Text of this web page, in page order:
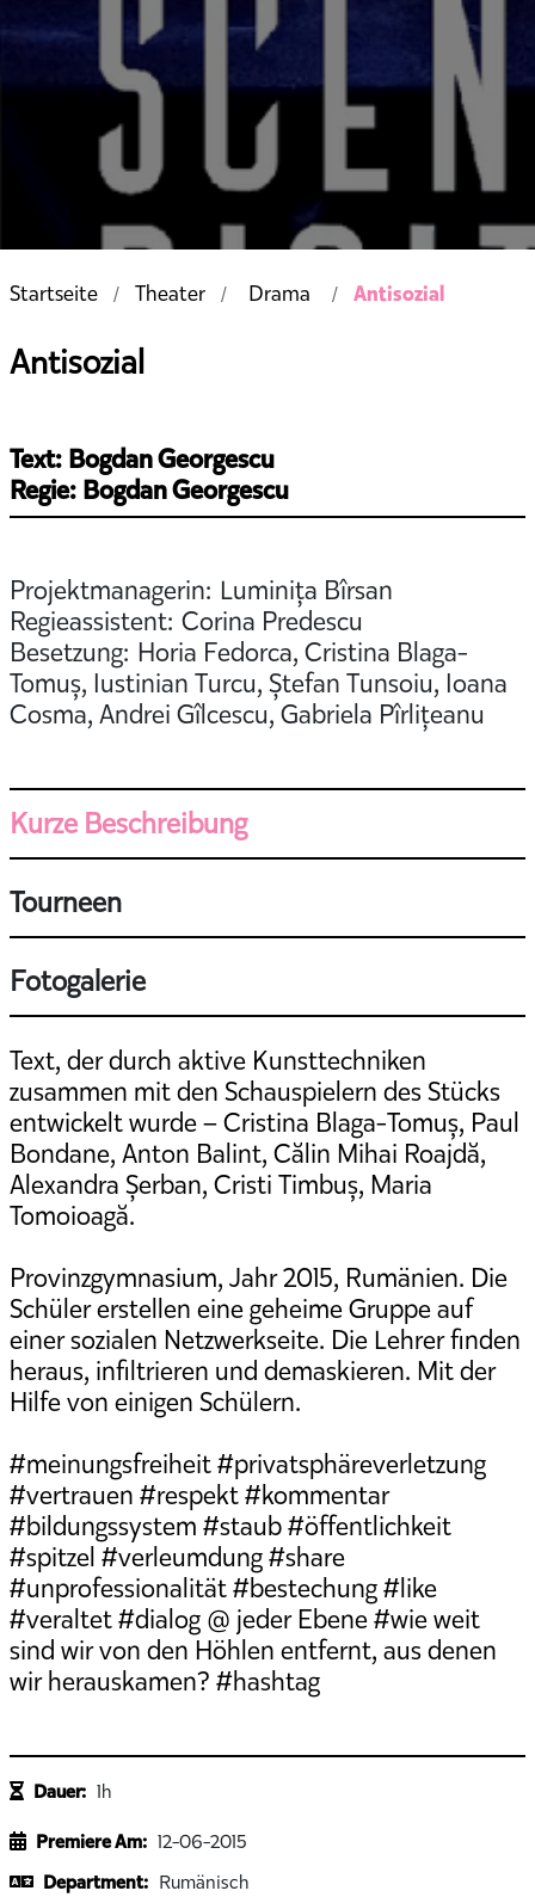
Startseite Theater Drama Antisozial
Antisozial
Text: Bogdan Georgescu
Regie: Bogdan Georgescu
Projektmanagerin: Luminița Bîrsan
Regieassistent: Corina Predescu
Besetzung: Horia Fedorca, Cristina Blaga-
Tomuș, Iustinian Turcu, Ștefan Tunsoiu, Ioana
Cosma, Andrei Gîlcescu, Gabriela Pîrlițeanu
Kurze Beschreibung
Tourneen
Fotogalerie
Text, der durch aktive Kunsttechniken
zusammen mit den Schauspielern des Stücks
entwickelt wurde – Cristina Blaga-Tomuș, Paul
Bondane, Anton Balint, Călin Mihai Roajdă,
Alexandra Șerban, Cristi Timbuș, Maria
Tomoioagă.
Provinzgymnasium, Jahr 2015, Rumänien. Die
Schüler erstellen eine geheime Gruppe auf
einer sozialen Netzwerkseite. Die Lehrer finden
heraus, infiltrieren und demaskieren. Mit der
Hilfe von einigen Schülern.
#meinungsfreiheit #privatsphäreverletzung
#vertrauen #respekt #kommentar
#bildungssystem #staub #öffentlichkeit
#spitzel #verleumdung #share
#unprofessionalität #bestechung #like
#veraltet #dialog @ jeder Ebene #wie weit
sind wir von den Höhlen entfernt, aus denen
wir herauskamen? #hashtag
Dauer: 1h
Premiere Am: 12-06-2015
Department: Rumänisch